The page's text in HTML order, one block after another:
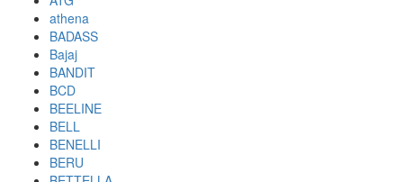
athena
BADASS
Bajaj
BANDIT
BCD
BEELINE
BELL
BENELLI
BERU